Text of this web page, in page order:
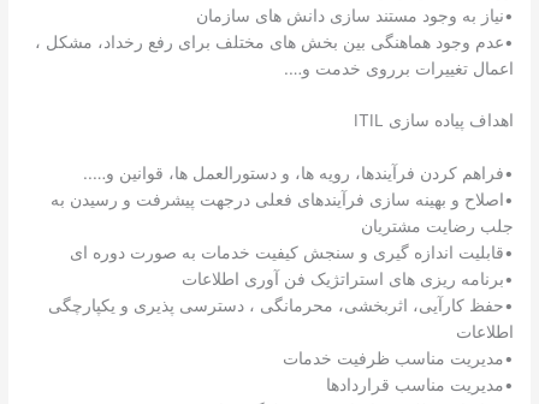
•نیاز به وجود مستند سازی دانش های سازمان
•عدم وجود هماهنگی بین بخش های مختلف برای رفع رخداد، مشکل ،
اعمال تغییرات برروی خدمت و….
اهداف پیاده سازی ITIL
•فراهم کردن فرآیندها، رویه ها، و دستورالعمل ها، قوانین و…..
•اصلاح و بهینه سازی فرآیندهای فعلی درجهت پیشرفت و رسیدن به
جلب رضایت مشتریان
•قابلیت اندازه گیری و سنجش کیفیت خدمات به صورت دوره ای
•برنامه ریزی های استراتژیک فن آوری اطلاعات
•حفظ کارآیی، اثربخشی، محرمانگی ، دسترسی پذیری و یکپارچگی
اطلاعات
•مدیریت مناسب ظرفیت خدمات
•مدیریت مناسب قراردادها